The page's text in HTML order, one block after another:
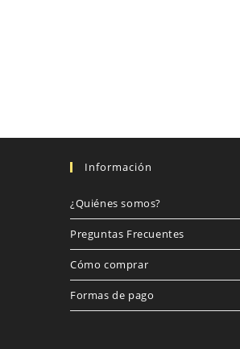
Información
¿Quiénes somos?
Preguntas Frecuentes
Cómo comprar
Formas de pago